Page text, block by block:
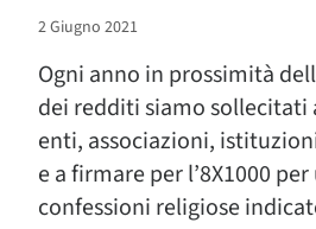
2 Giugno 2021
Ogni anno in prossimità
dei redditi siamo sollecitati
enti, associazioni,
e a firmare per l’8X1000
confessioni religiose